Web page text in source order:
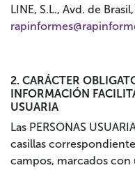
LINE, S.L., Avd. de
2. CARÁCTER
INFORMACIÓN
USUARIA
Las PERSONAS
casillas
campos, marcados